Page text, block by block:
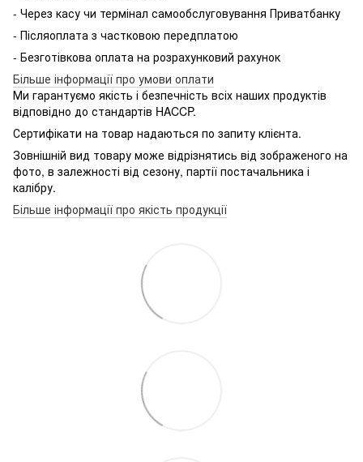
- Через касу чи термінал самообслуговування Приватбанку
- Післяоплата з частковою передплатою
- Безготівкова оплата на розрахунковий рахунок
Більше інформації про умови оплати
Ми гарантуємо якість і безпечність всіх наших продуктів
відповідно до стандартів HACCP.
Сертифікати на товар надаються по запиту клієнта.
Зовнішній вид товару може відрізнятись від зображеного на
фото, в залежності від сезону, партії постачальника і
калібру.
Більше інформації про якість продукції